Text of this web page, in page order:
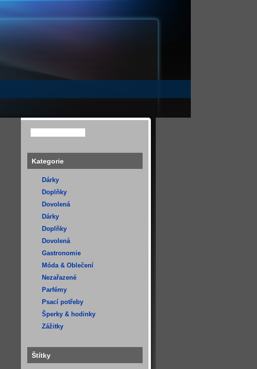
Kategorie
Dárky
Doplňky
Dovolená
Dárky
Doplňky
Dovolená
Gastronomie
Móda & Oblečení
Nezařazené
Parfémy
Psací potřeby
Šperky & hodinky
Zážitky
Štítky